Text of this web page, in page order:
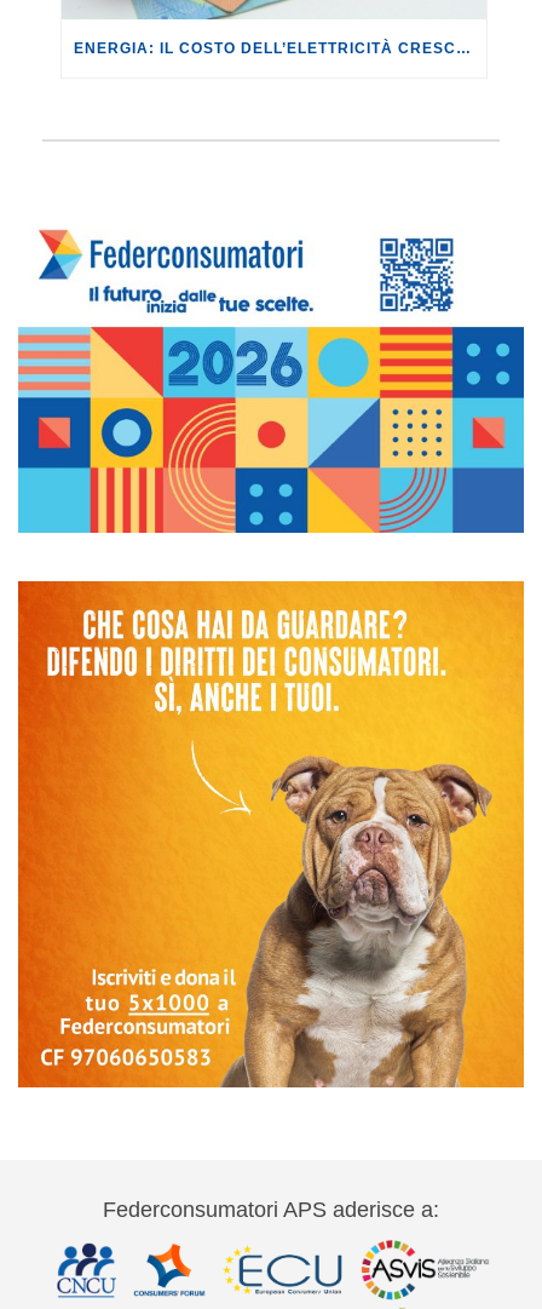
ENERGIA: IL COSTO DELL’ELETTRICITÀ CRESCE DEL +8,1% NEL II TRIMESTRE 2026 PER I CLIENTI VULNERABILI.
Federconsumatori APS aderisce a: